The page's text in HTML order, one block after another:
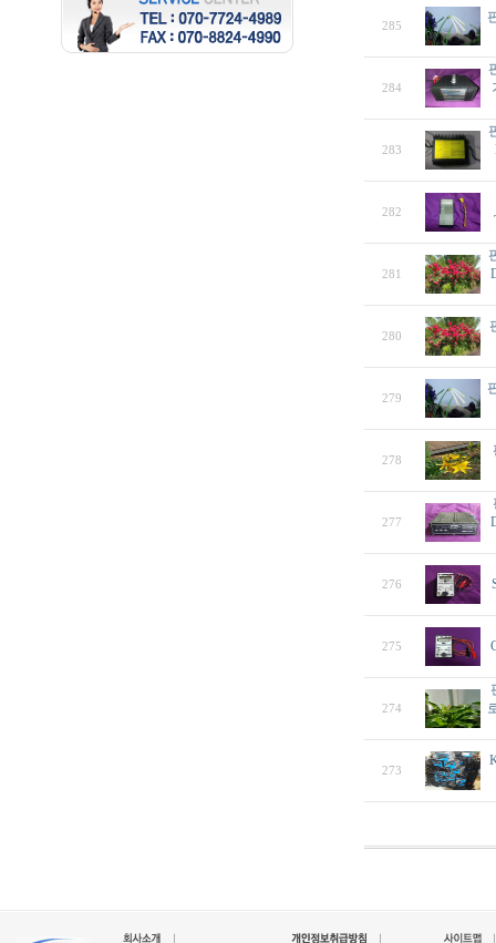
285
284
283
282
281
280
279
278
277
276
275
274
273